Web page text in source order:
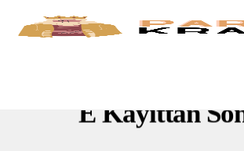
E Kayittan